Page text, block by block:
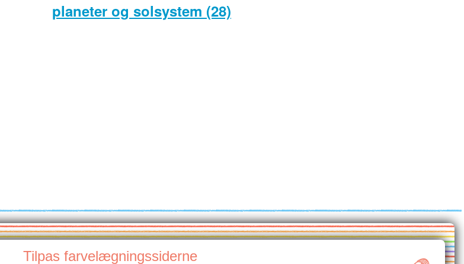
planeter og solsystem (28)
Tilpas farvelægningssiderne